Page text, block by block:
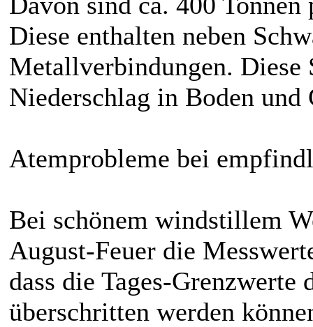
Diese enthalten neben
Metallverbindungen. Diese
Niederschlag in Boden und
Atemprobleme bei
Bei schönem windstillem
August-Feuer die
dass die Tages-
überschritten werden